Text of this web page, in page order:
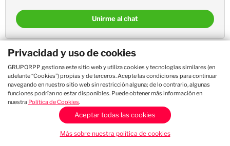
Unirme al chat
Desarrollado en alianza conBMG
World Meets Los Mirlos" tiene doce canciones
con la participación de grandes figuras como
Juanes, Bomba Estéreo, 311, Los Bunkers,
Guaynaa, Monsieur PerinéyLA LOM
este album demuestra la vigencia de Los Mirlos
Privacidad y uso de cookies
GRUPORPP gestiona este sitio web y utiliza cookies y tecnologías similares (en
adelante “Cookies”) propias y de terceros. Acepte las condiciones para continuar
navegando en nuestro sitio web sin restricción alguna; de lo contrario, algunas
funciones podrían no estar disponibles. Puede obtener más información en
nuestra Política de Cookies.
Aceptar todas las cookies
Más sobre nuestra política de cookies